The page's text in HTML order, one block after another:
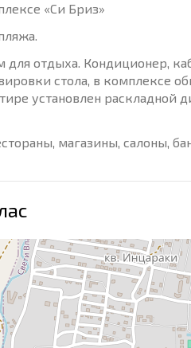
«Си Бриз»
отдыха. Кондиционер,
стола, в комплексе
установлен раскладной
магазины, салоны,